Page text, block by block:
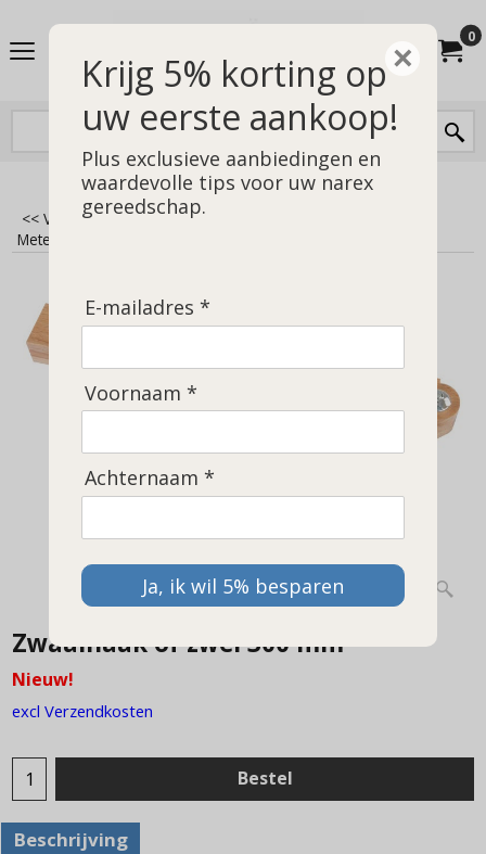
0
<< Vorige| Home>Vervanging, accessoires en overig
Meten en afschrijven
Zwaaihaak of zwei 300 mm
Nieuw!
excl Verzendkosten
Bestel
Beschrijving
×
Krijg 5% korting op
uw eerste aankoop!
Plus exclusieve aanbiedingen en
waardevolle tips voor uw narex
gereedschap.
E-mailadres *
Voornaam *
Achternaam *
Ja, ik wil 5% besparen